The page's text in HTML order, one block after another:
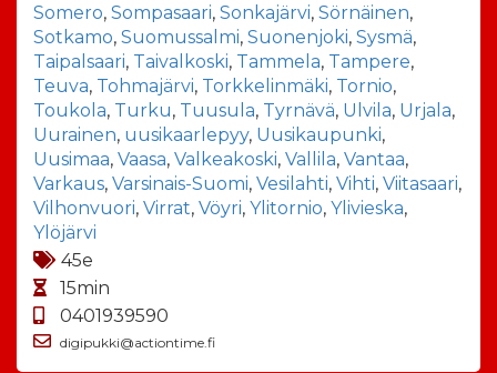
Somero, Sompasaari, Sonkajärvi, Sörnäinen,
Sotkamo, Suomussalmi, Suonenjoki, Sysmä,
Taipalsaari, Taivalkoski, Tammela, Tampere,
Teuva, Tohmajärvi, Torkkelinmäki, Tornio,
Toukola, Turku, Tuusula, Tyrnävä, Ulvila, Urjala,
Uurainen, uusikaarlepyy, Uusikaupunki,
Uusimaa, Vaasa, Valkeakoski, Vallila, Vantaa,
Varkaus, Varsinais-Suomi, Vesilahti, Vihti, Viitasaari,
Vilhonvuori, Virrat, Vöyri, Ylitornio, Ylivieska,
Ylöjärvi
45e
15min
0401939590
digipukki@actiontime.fi